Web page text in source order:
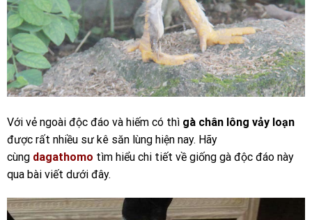
Với vẻ ngoài độc đáo và hiếm có thì gà chân lông vảy loạn
được rất nhiều sư kê săn lùng hiện nay. Hãy
cùng dagathomo tìm hiểu chi tiết về giống gà độc đáo này
qua bài viết dưới đây.